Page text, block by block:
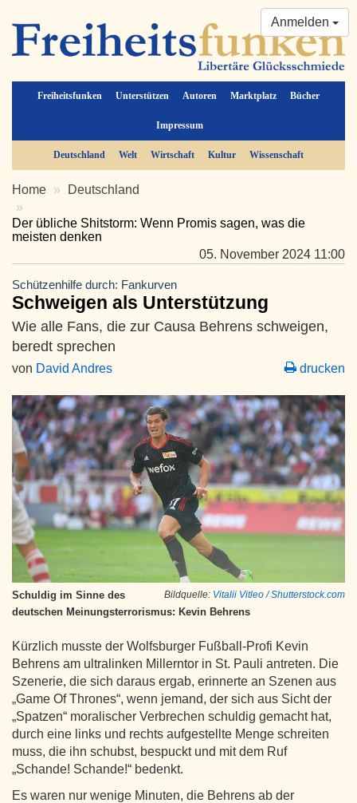
Freiheitsfunken Unterstützen Autoren Marktplatz Bücher
Impressum
Anmelden
Deutschland Welt Wirtschaft Kultur Wissenschaft
Home Deutschland
Der übliche Shitstorm: Wenn Promis sagen, was die
meisten denken
05. November 2024 11:00
Schützenhilfe durch: Fankurven
Schweigen als Unterstützung
Wie alle Fans, die zur Causa Behrens schweigen,
beredt sprechen
von David Andres drucken
Bildquelle: Vitalii Vitleo / Shutterstock.com
Schuldig im Sinne des
deutschen Meinungsterrorismus: Kevin Behrens
Kürzlich musste der Wolfsburger Fußball-Profi Kevin
Behrens am ultralinken Millerntor in St. Pauli antreten. Die
Szenerie, die sich daraus ergab, erinnerte an Szenen aus
„Game Of Thrones“, wenn jemand, der sich aus Sicht der
„Spatzen“ moralischer Verbrechen schuldig gemacht hat,
durch eine links und rechts aufgestellte Menge schreiten
muss, die ihn schubst, bespuckt und mit dem Ruf
„Schande! Schande!“ bedenkt.
Es waren nur wenige Minuten, die Behrens ab der